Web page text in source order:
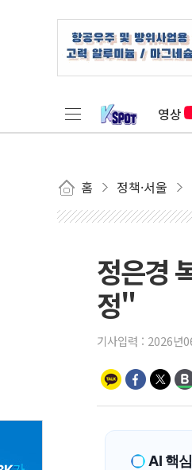
영상
홈 정책·서울
정은경
정"
기사입력 : 2026년
AI 핵